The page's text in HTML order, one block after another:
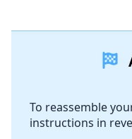
Kommentar
To reassemble
instructions in